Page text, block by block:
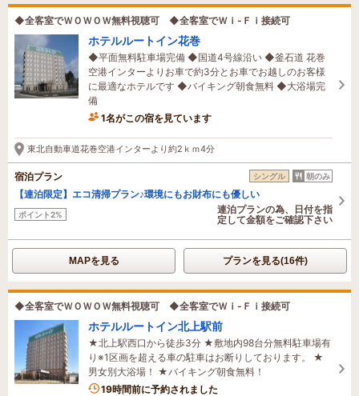
◆全客室でＷＯＷＯＷ無料視聴可 ◆全客室でＷｉ-Ｆｉ接続可
ホテルルートイン花巻
◆平面無料駐車場完備 ◆国道4号線沿い ◆釜石道 花巻
空港インターよりお車で約3分とお車でお越しのお客様
に最適なホテルです ◆バイキング朝食無料 ◆大浴場完
備
1名がこの宿を見ています
1時間前に予約されました
東北自動車道花巻空港インターより約2ｋｍ4分
宿泊プラン シングル 朝のみ
【連泊限定】エコ清掃プラン♪環境にもお財布にも優しい
ポイント2%
連泊プランの為、日付を指
定して金額をご確認下さい
MAPを見る プランを見る(16件)
◆全客室でＷＯＷＯＷ無料視聴可 ◆全客室でＷｉ-Ｆｉ接続可
ホテルルートイン北上駅前
★北上駅西口から徒歩3分 ★敷地内98台分無料駐車場有
り※1区画を超える車の駐車はお断りしております。 ★
男女別大浴場！ ★バイキング朝食無料！
19時間前に予約されました